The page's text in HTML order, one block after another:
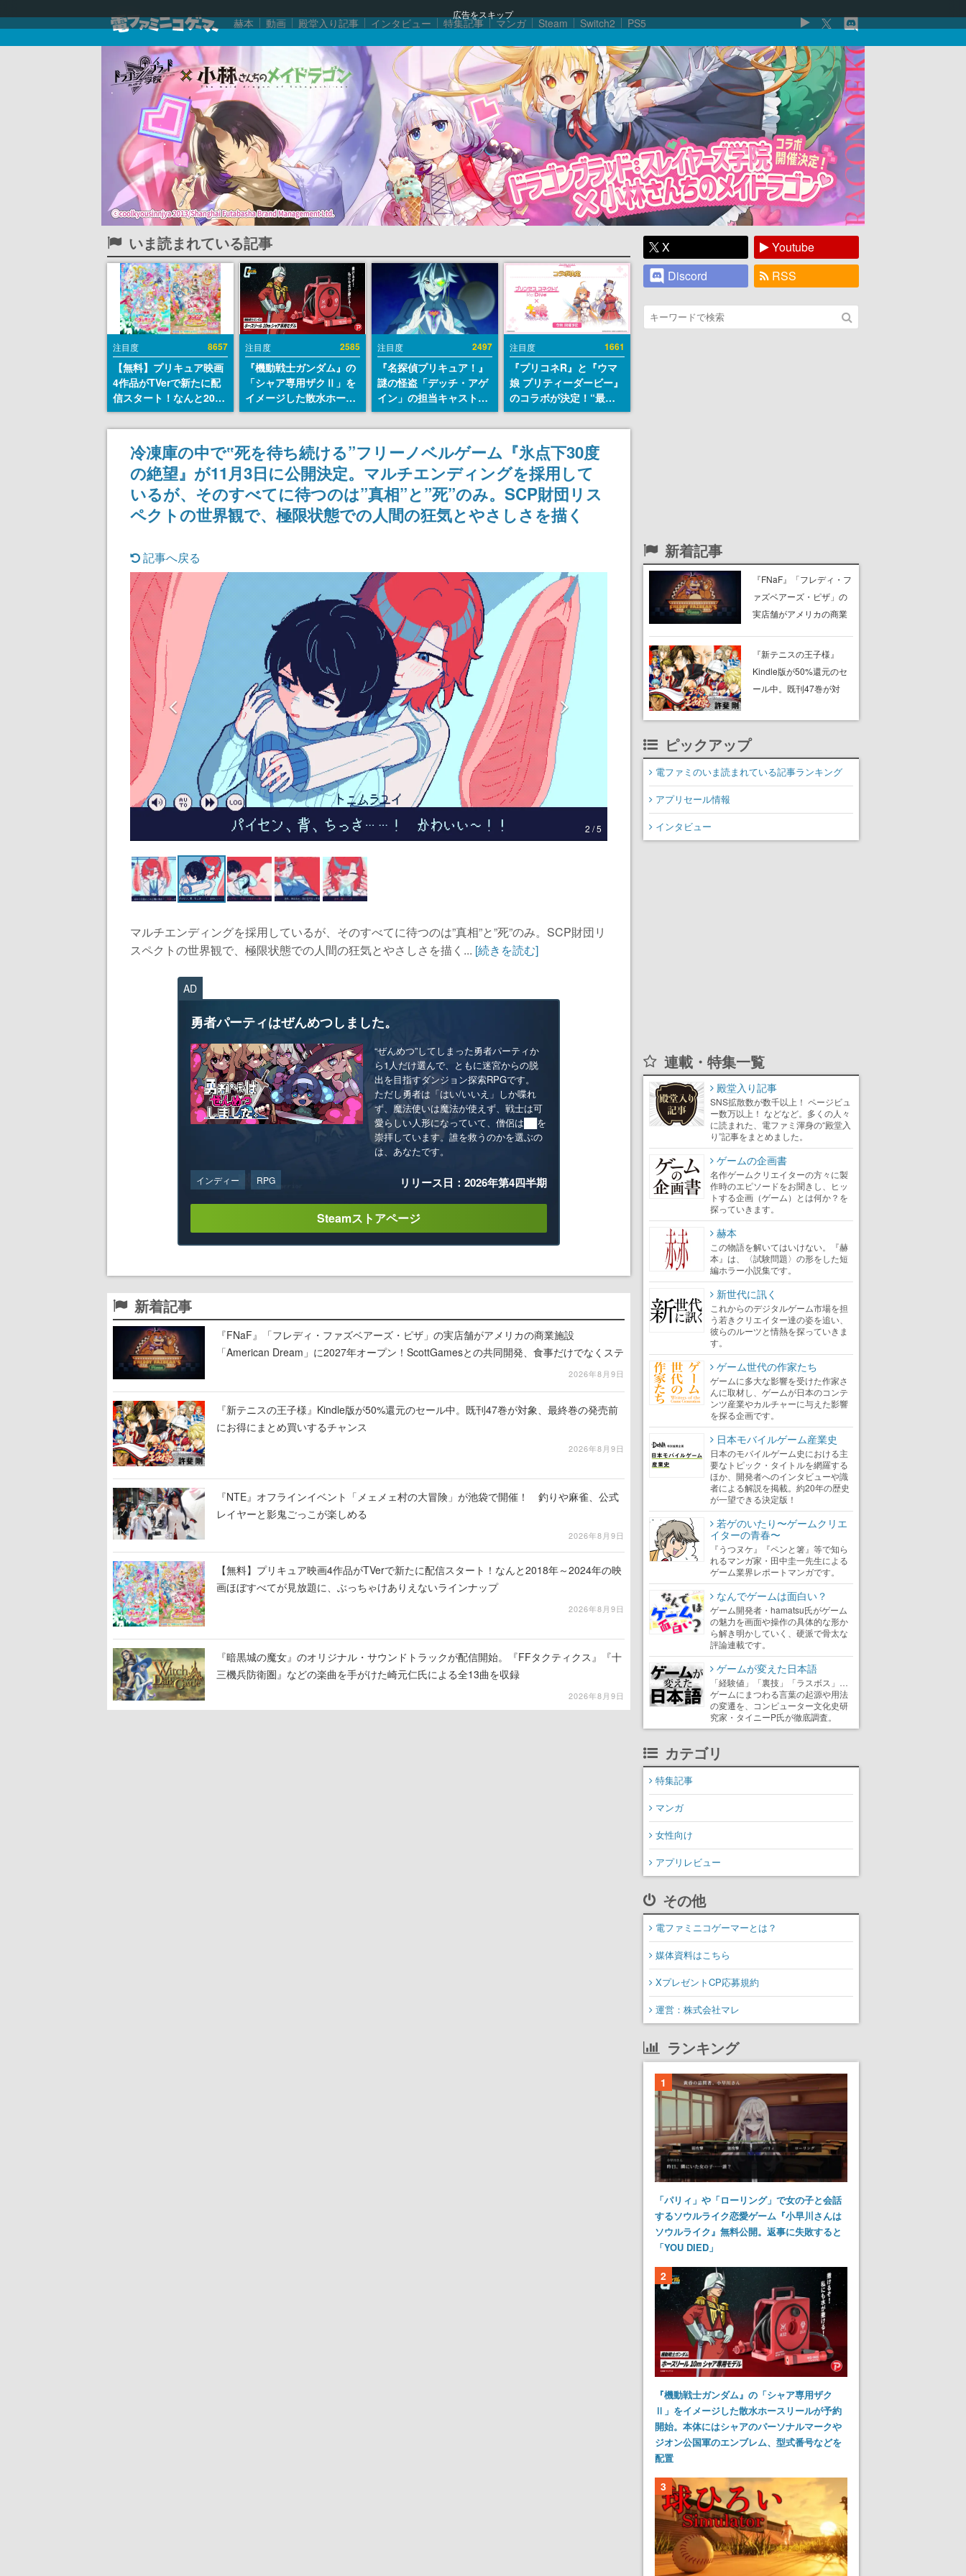
広告をスキップ
赫本 動画 殿堂入り記事 インタビュー 特集記事 マンガ Steam Switch2 PS5
いま読まれている記事
注目度 8657
【無料】プリキュア映画
4作品がTVerで新たに配
信スタート！なんと2018
年～2024年の映画ほぼす
べてが見放題に、ぶっち
ゃけありえないラインナ
ップ
注目度 2585
『機動戦士ガンダム』の
「シャア専用ザクⅡ」を
イメージした散水ホース
リールが予約開始。本体
にはシャアのパーソナル
マークやジオン公国軍の
エンブレム、型式番号な
どを配置
注目度 2497
『名探偵プリキュア！』
謎の怪盗「デッチ・アゲ
イン」の担当キャストは
天﨑滉平さんと判明。
『Re:ゼロから始める異
世界生活』オットー役、
『ヒプノシスマイク』山
田三郎役など
注目度 1661
『プリコネR』と『ウマ
娘 プリティーダービー』
のコラボが決定！“最大
170連無料”の8.5周年キ
ャンペーンなども発表
冷凍庫の中で‟死を待ち続ける”フリーノベルゲーム『氷点下30度
の絶望』が11月3日に公開決定。マルチエンディングを採用して
いるが、そのすべてに待つのは”真相”と”死”のみ。SCP財団リス
ペクトの世界観で、極限状態での人間の狂気とやさしさを描く
記事へ戻る
2 / 5
マルチエンディングを採用しているが、そのすべてに待つのは”真相”と”死”のみ。SCP財団リ
スペクトの世界観で、極限状態での人間の狂気とやさしさを描く... [続きを読む]
AD
勇者パーティはぜんめつしました。
“ぜんめつ”してしまった勇者パーティか
ら1人だけ選んで、ともに迷宮からの脱
出を目指すダンジョン探索RPGです。
ただし勇者は「はい/いいえ」しか喋れ
ず、魔法使いは魔法が使えず、戦士は可
愛らしい人形になっていて、僧侶は██を
崇拝しています。誰を救うのかを選ぶの
は、あなたです。
インディー RPG リリース日：2026年第4四半期
Steamストアページ
新着記事
『FNaF』「フレディ・ファズベアーズ・ピザ」の実店舗がアメリカの商業施設
「American Dream」に2027年オープン！ScottGamesとの共同開発、食事だけでなくステ
2026年8月9日
『新テニスの王子様』Kindle版が50%還元のセール中。既刊47巻が対象、最終巻の発売前
にお得にまとめ買いするチャンス
2026年8月9日
『NTE』オフラインイベント「メェメェ村の大冒険」が池袋で開催！ 釣りや麻雀、公式
レイヤーと影鬼ごっこが楽しめる
2026年8月9日
【無料】プリキュア映画4作品がTVerで新たに配信スタート！なんと2018年～2024年の映
画ほぼすべてが見放題に、ぶっちゃけありえないラインナップ
2026年8月9日
『暗黒城の魔女』のオリジナル・サウンドトラックが配信開始。『FFタクティクス』『十
三機兵防衛圏』などの楽曲を手がけた崎元仁氏による全13曲を収録
2026年8月9日
X
Youtube
Discord
RSS
新着記事
『FNaF』「フレディ・フ
ァズベアーズ・ピザ」の
実店舗がアメリカの商業
に2027年オープン！
ScottGamesとの共同開
発、食事だけでなくステ
『新テニスの王子様』
Kindle版が50%還元のセ
ール中。既刊47巻が対
得にまとめ買いするチャ
ピックアップ
電ファミのいま読まれている記事ランキング
アプリセール情報
インタビュー
連載・特集一覧
殿堂入り記事
SNS拡散数が数千以上！ ページビュ
ー数万以上！ などなど。多くの人々
に読まれた、電ファミ渾身の“殿堂入
り”記事をまとめました。
ゲームの企画書
名作ゲームクリエイターの方々に製
作時のエピソードをお聞きし、ヒッ
トする企画（ゲーム）とは何か？を
探っていきます。
赫本
この物語を解いてはいけない。『赫
本』は、〈試験問題〉の形をした短
編ホラー小説集です。
新世代に訊く
これからのデジタルゲーム市場を担
う若きクリエイター達の姿を追い、
彼らのルーツと情熱を探っていきま
す。
ゲーム世代の作家たち
ゲームに多大な影響を受けた作家さ
んに取材し、ゲームが日本のコンテ
ンツ産業やカルチャーに与えた影響
を探る企画です。
日本モバイルゲーム産業史
日本のモバイルゲーム史における主
要なトピック・タイトルを網羅する
ほか、開発者へのインタビューや識
者による解説を掲載。約20年の歴史
が一望できる決定版！
若ゲのいたり〜ゲームクリエ
イターの青春〜
『うつヌケ』『ペンと箸』等で知ら
れるマンガ家・田中圭一先生による
ゲーム業界レポートマンガです。
なんでゲームは面白い？
ゲーム開発者・hamatsu氏がゲーム
の魅力を画面や操作の具体的な形か
ら解き明かしていく、硬派で骨太な
評論連載です。
ゲームが変えた日本語
「経験値」「裏技」「ラスボス」…
ゲームにまつわる言葉の起源や用法
の変遷を、コンピューター文化史研
究家・タイニーP氏が徹底調査。
カテゴリ
特集記事
マンガ
女性向け
アプリレビュー
その他
電ファミニコゲーマーとは？
媒体資料はこちら
XプレゼントCP応募規約
運営：株式会社マレ
ランキング
1
「パリィ」や「ローリング」で女の子と会話
するソウルライク恋愛ゲーム『小早川さんは
ソウルライク』無料公開。返事に失敗すると
「YOU DIED」
2
『機動戦士ガンダム』の「シャア専用ザク
Ⅱ」をイメージした散水ホースリールが予約
開始。本体にはシャアのパーソナルマークや
ジオン公国軍のエンブレム、型式番号などを
配置
3